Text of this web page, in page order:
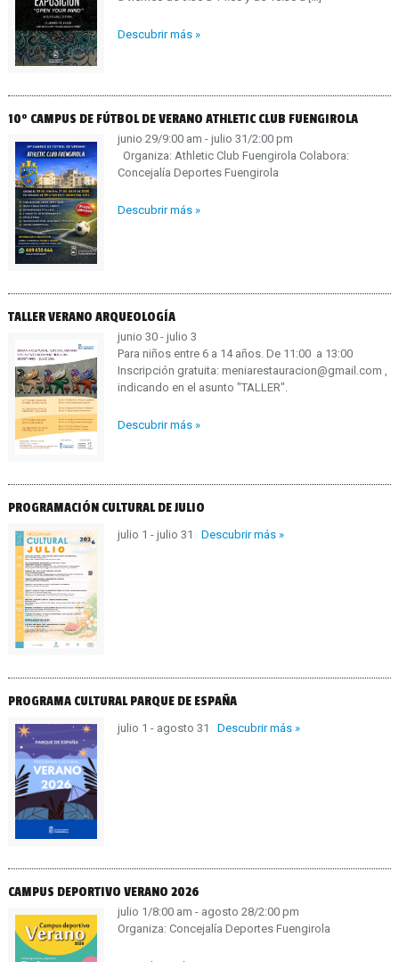
Descubrir más »
10º CAMPUS DE FÚTBOL DE VERANO ATHLETIC CLUB FUENGIROLA
junio 29/9:00 am - julio 31/2:00 pm
Organiza: Athletic Club Fuengirola Colabora:
Concejalía Deportes Fuengirola
Descubrir más »
TALLER VERANO ARQUEOLOGÍA
junio 30 - julio 3
Para niños entre 6 a 14 años. De 11:00 a 13:00
Inscripción gratuita: meniarestauracion@gmail.com ,
indicando en el asunto "TALLER".
Descubrir más »
PROGRAMACIÓN CULTURAL DE JULIO
julio 1 - julio 31 Descubrir más »
PROGRAMA CULTURAL PARQUE DE ESPAÑA
julio 1 - agosto 31 Descubrir más »
CAMPUS DEPORTIVO VERANO 2026
julio 1/8:00 am - agosto 28/2:00 pm
Organiza: Concejalía Deportes Fuengirola